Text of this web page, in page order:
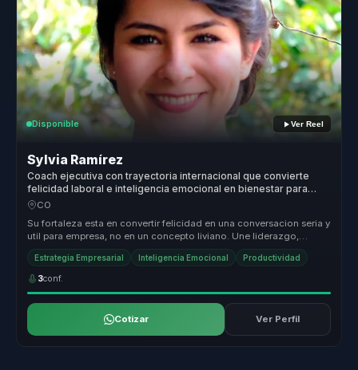
Disponible Ver Reel
Sylvia Ramírez
Coach ejecutiva con trayectoria internacional que convierte
felicidad laboral e inteligencia emocional en bienestar para
lideres.
CO
Su fortaleza esta en convertir felicidad en una conversacion seria y
util para empresa, no en un concepto liviano. Une liderazgo,
bienest...
Estrategia Empresarial Inteligencia Emocional Productividad
3conf.
Cotizar Ver Perfil